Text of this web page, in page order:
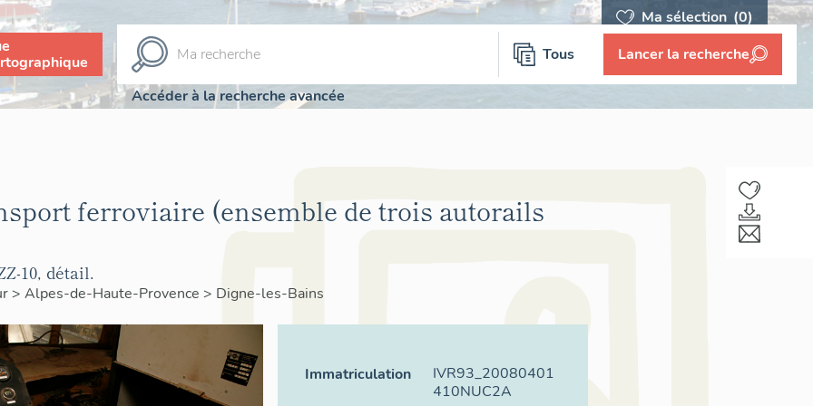
Ma sélection (0)
Tous Lancer la recherche
Accéder à la recherche avancée
ferroviaire (ensemble de trois autorails
10, détail.
> Alpes-de-Haute-Provence > Digne-les-Bains
Immatriculation
IVR93_20080401
410NUC2A